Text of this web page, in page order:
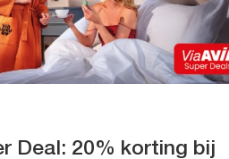
Deal: 20% korting bij